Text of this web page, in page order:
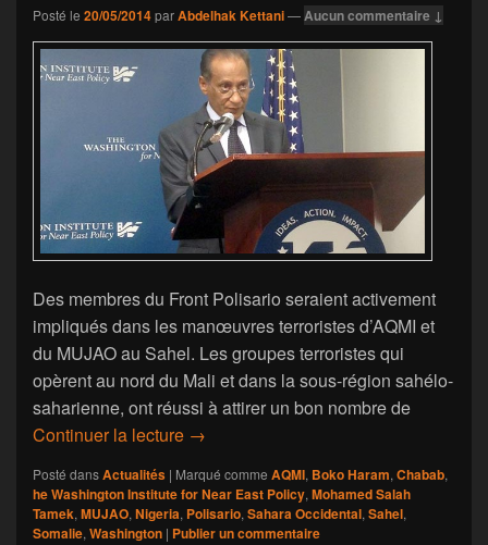
Posté le 20/05/2014parAbdelhak Kettani—Aucun commentaire ↓
Des membres du Front Polisario seraient activement
impliqués dans les manœuvres terroristes d’AQMI et
du MUJAO au Sahel. Les groupes terroristes qui
opèrent au nord du Mali et dans la sous-région sahélo-
saharienne, ont réussi à attirer un bon nombre de
Continuer la lecture Un Sahraoui dévoile à Washington,
→
Posté dansActualités | Marqué comme AQMI, Boko Haram, Chabab,
he Washington Institute for Near East Policy, Mohamed Salah
Tamek, MUJAO, Nigeria, Polisario, Sahara Occidental, Sahel,
Somalie, Washington | Publier un commentaire